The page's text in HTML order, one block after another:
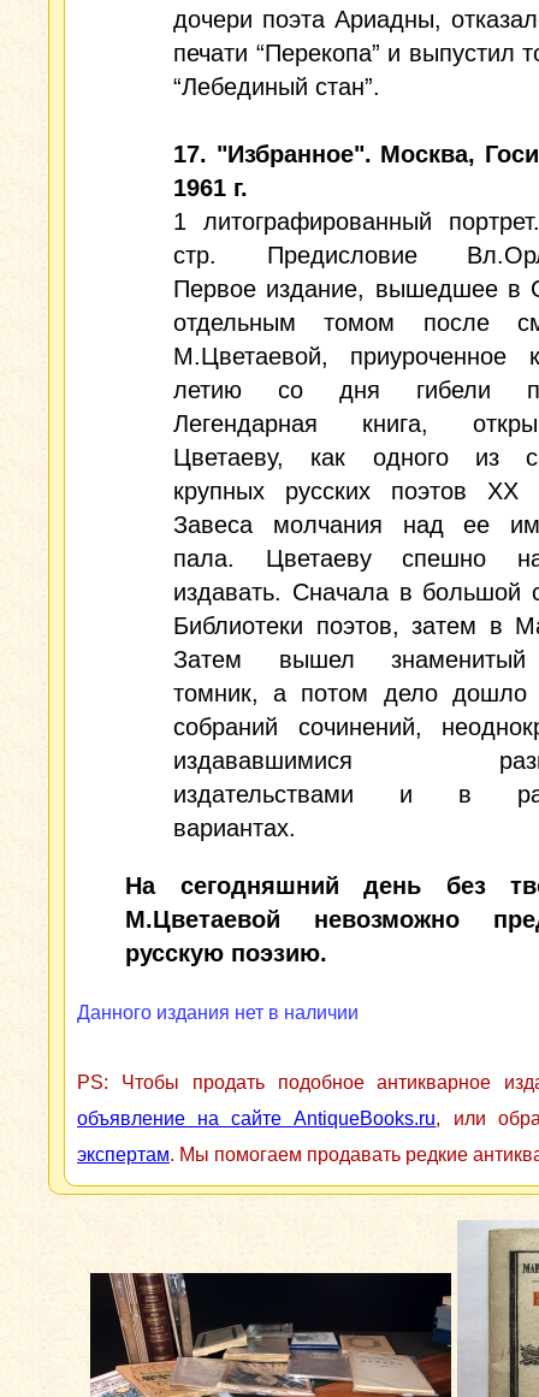
дочери поэта Ариадны,
печати “Перекопа” и выпустил
“Лебединый стан”.
17. "Избранное". Москва,
1961 г.
1 литографированный
стр. Предисловие
Первое издание, вышедшее в
отдельным томом после
М.Цветаевой, приуроченное
летию со дня гибели
Легендарная книга,
Цветаеву, как одного из
крупных русских поэтов XX
Завеса молчания над ее
пала. Цветаеву спешно
издавать. Сначала в большой
Библиотеки поэтов, затем в
Затем вышел
томник, а потом дело
собраний сочинений,
издававшимися
издательствами и в
вариантах.
На сегодняшний день без
М.Цветаевой невозможно
русскую поэзию.
Данного издания нет в наличии
PS: Чтобы продать подобное антикварное
объявление на сайте AntiqueBooks.ru, или
экспертам. Мы помогаем продавать редкие